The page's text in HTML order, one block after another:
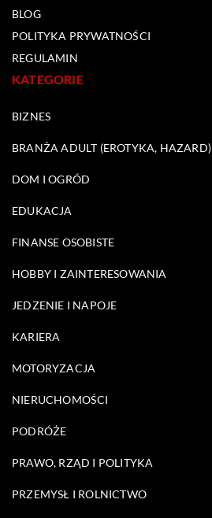
BLOG
POLITYKA PRYWATNOŚCI
REGULAMIN
KATEGORIE
BIZNES
BRANŻA ADULT (EROTYKA, HAZARD)
DOM I OGRÓD
EDUKACJA
FINANSE OSOBISTE
HOBBY I ZAINTERESOWANIA
JEDZENIE I NAPOJE
KARIERA
MOTORYZACJA
NIERUCHOMOŚCI
PODRÓŻE
PRAWO, RZĄD I POLITYKA
PRZEMYSŁ I ROLNICTWO